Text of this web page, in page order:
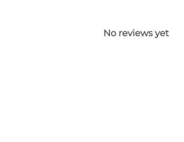
No reviews yet